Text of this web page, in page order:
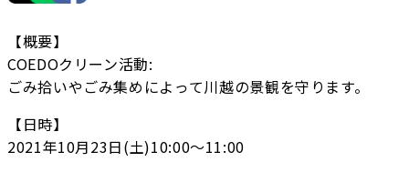
【概要】
COEDOクリーン活動:
ごみ拾いやごみ集めによって川越の景観を守ります。
【日時】
2021年10月23日(土)10:00〜11:00